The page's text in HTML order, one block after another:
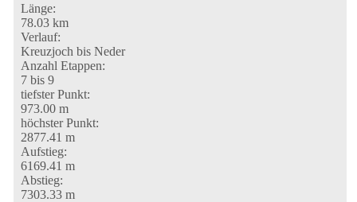
Länge:
78.03 km
Verlauf:
Kreuzjoch bis Neder
Anzahl Etappen:
7 bis 9
tiefster Punkt:
973.00 m
höchster Punkt:
2877.41 m
Aufstieg:
6169.41 m
Abstieg:
7303.33 m